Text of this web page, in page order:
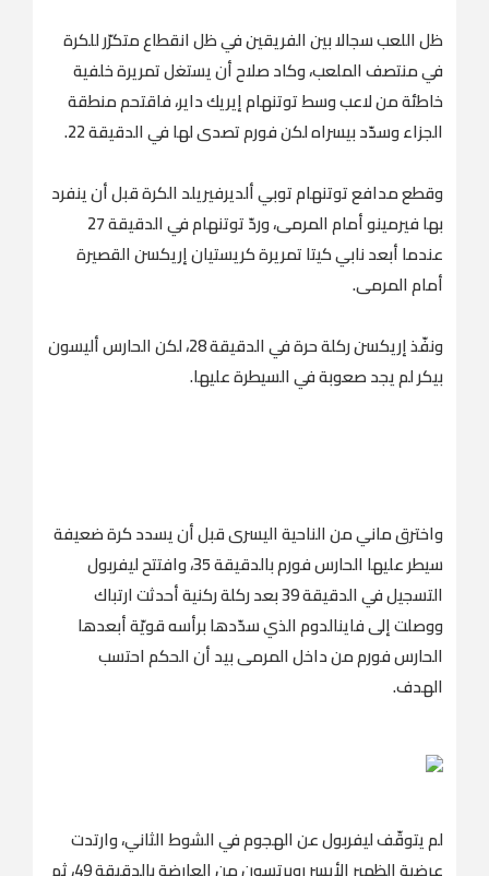
ظل اللعب سجالا بين الفريقين في ظل انقطاع متكرّر للكرة
في منتصف الملعب، وكاد صلاح أن يستغل تمريرة خلفية
خاطئة من لاعب وسط توتنهام إيريك داير، فاقتحم منطقة
الجزاء وسدّد بيسراه لكن فورم تصدى لها في الدقيقة 22.
وقطع مدافع توتنهام توبي ألديرفيريلد الكرة قبل أن ينفرد
بها فيرمينو أمام المرمى، وردّ توتنهام في الدقيقة 27
عندما أبعد نابي كيتا تمريرة كريستيان إريكسن القصيرة
أمام المرمى.
ونفّذ إريكسن ركلة حرة في الدقيقة 28، لكن الحارس أليسون
بيكر لم يجد صعوبة في السيطرة عليها.
واخترق ماني من الناحية اليسرى قبل أن يسدد كرة ضعيفة
سيطر عليها الحارس فورم بالدقيقة 35، وافتتح ليفربول
التسجيل في الدقيقة 39 بعد ركلة ركنية أحدثت ارتباك
ووصلت إلى فاينالدوم الذي سدّدها برأسه قويّة أبعدها
الحارس فورم من داخل المرمى بيد أن الحكم احتسب
الهدف.
لم يتوقّف ليفربول عن الهجوم في الشوط الثاني، وارتدت